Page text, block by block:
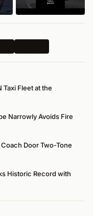
Taxi Fleet at the
Narrowly Avoids Fire
Door Two-Tone
Historic Record with